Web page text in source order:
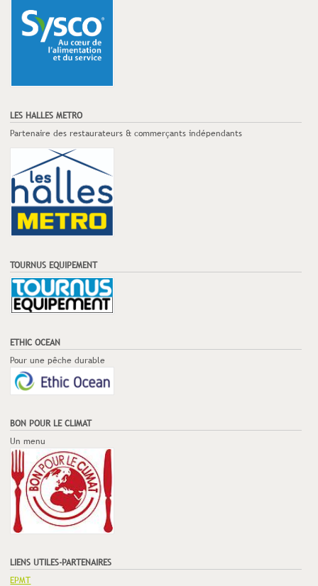
LES HALLES METRO
Partenaire des restaurateurs & commerçants indépendants
TOURNUS EQUIPEMENT
ETHIC OCEAN
Pour une pêche durable
BON POUR LE CLIMAT
Un menu
LIENS UTILES-PARTENAIRES
EPMT